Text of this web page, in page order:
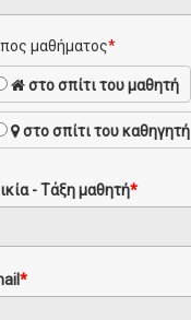
μαθήματος*
στο σπίτι του μαθητή
στο σπίτι του καθηγητή
- Τάξη μαθητή*
*